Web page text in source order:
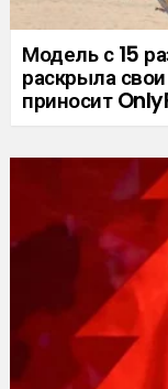
Модель с 15
раскрыла
приносит